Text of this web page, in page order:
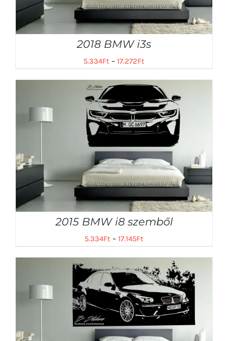
2018 BMW i3s
5.334Ft – 17.272Ft
2015 BMW i8 szemből
5.334Ft – 17.145Ft